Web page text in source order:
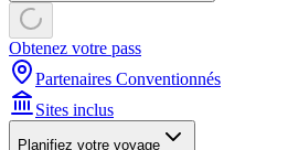
Obtenez votre pass
Partenaires Conventionnés
Sites inclus
Planifiez votre voyage